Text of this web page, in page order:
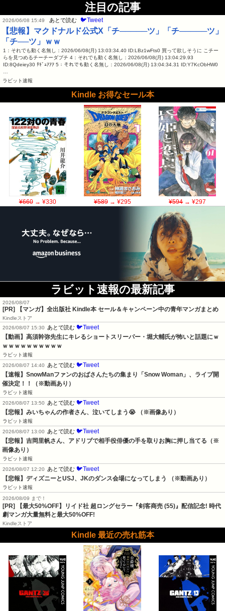
注目の記事
2026/06/08 15:49 あとで読む 🐦Tweet
【悲報】マクドナルド公式X「チ─────ツ」「チ─────ツ」
「チ──ツ」ｗｗ
1：それでも動く名無し：2026/06/08(月) 13:03:34.40 ID:LBz1wFts0 買って欲しそうに こチー
らを見つめるチーチーダブチ 4：それでも動く名無し：2026/06/08(月) 13:04:29.93
ID:8Qdeiey30 ﾁｷﾞｭｱｱｱ 5：それでも動く名無し：2026/06/08(月) 13:04:34.31 ID:Y7KcObHW0
ラビット速報
Kindle お得なセール本
¥660→ ¥330 ¥589→ ¥295 ¥594→ ¥297
ラビット速報の最新記事
2026/08/07
[PR] 【マンガ】全出版社 Kindle本 セール＆キャンペーン中の青年マンガまとめ
Kindleストア
2026/08/07 15:30
あとで読む 🐦Tweet
【動画】高須幹弥先生にキレるショートスリーパー・堀大輔氏が怖いと話題にｗ
ｗｗｗｗｗｗｗｗｗｗ
ラビット速報
2026/08/07 14:40
あとで読む 🐦Tweet
【速報】SnowManファンのおばさんたちの集まり「Snow Woman」、ライブ開
催決定！！（※動画あり）
ラビット速報
2026/08/07 13:50
あとで読む 🐦Tweet
【悲報】みいちゃんの作者さん、泣いてしまう😭 （※画像あり）
ラビット速報
2026/08/07 13:00
あとで読む 🐦Tweet
【悲報】吉岡里帆さん、アドリブで相手役俳優の手を取りお胸に押し当てる（※
画像あり）
ラビット速報
2026/08/07 12:20
あとで読む 🐦Tweet
【悲報】ディズニーとUSJ、JKのダンス会場になってしまう （※動画あり）
ラビット速報
2026/08/09 まで！
[PR] 【最大50%OFF】リイド社 超ロングセラー『剣客商売 (55)』配信記念! 時代
劇マンガ大量無料と最大50%OFF!
Kindleストア
Kindle 最近の売れ筋本